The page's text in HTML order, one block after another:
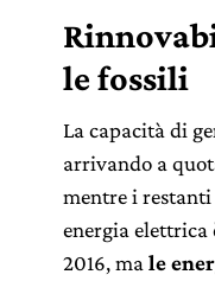
le fossili
La capacità di
arrivando a
mentre i restanti
energia elettrica
2016, ma le